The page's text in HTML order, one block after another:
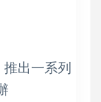
出一系列